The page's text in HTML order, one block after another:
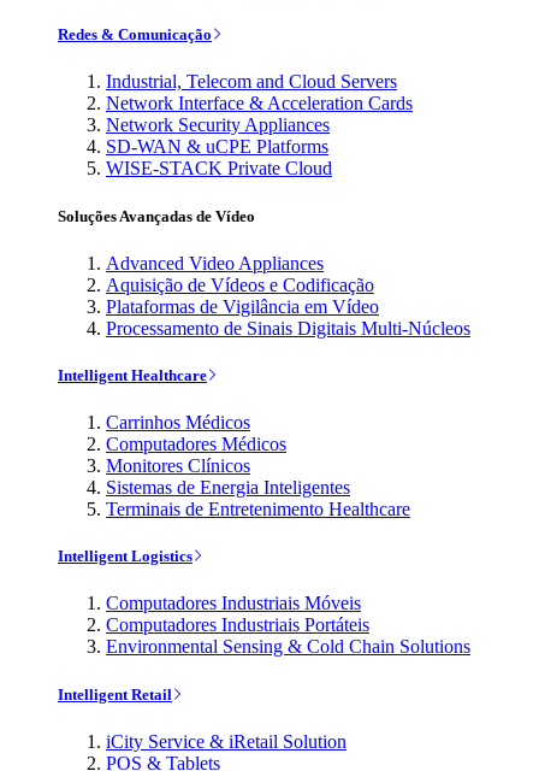
Redes & Comunicação
Industrial, Telecom and Cloud Servers
Network Interface & Acceleration Cards
Network Security Appliances
SD-WAN & uCPE Platforms
WISE-STACK Private Cloud
Soluções Avançadas de Vídeo
Advanced Video Appliances
Aquisição de Vídeos e Codificação
Plataformas de Vigilância em Vídeo
Processamento de Sinais Digitais Multi-Núcleos
Intelligent Healthcare
Carrinhos Médicos
Computadores Médicos
Monitores Clínicos
Sistemas de Energia Inteligentes
Terminais de Entretenimento Healthcare
Intelligent Logistics
Computadores Industriais Móveis
Computadores Industriais Portáteis
Environmental Sensing & Cold Chain Solutions
Intelligent Retail
iCity Service & iRetail Solution
POS & Tablets